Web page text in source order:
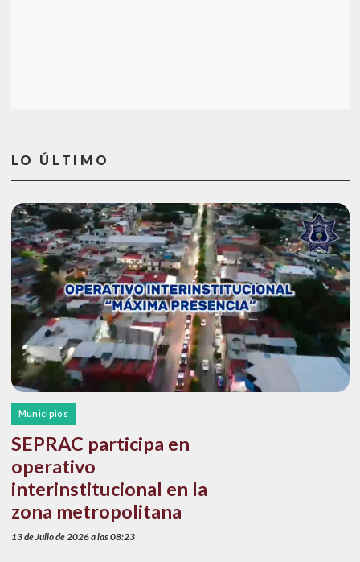
LO ÚLTIMO
Municipios
SEPRAC participa en
operativo
interinstitucional en la
zona metropolitana
13 de Julio de 2026 a las 08:23